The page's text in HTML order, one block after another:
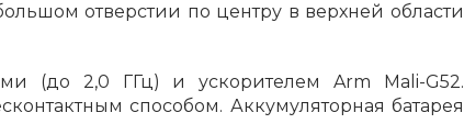
отверстии по центру в верхней области
(до 2,0 ГГц) и ускорителем Arm Mali-G52.
способом. Аккумуляторная батарея